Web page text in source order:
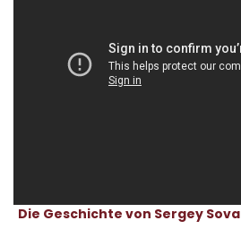
Die Geschichte von Sergey Sova